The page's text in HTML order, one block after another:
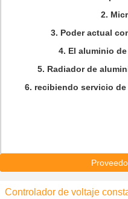
2.
3. Poder actual
4. El aluminio
5. Radiador de
6. recibiendo servicio de
Controlador de voltaje